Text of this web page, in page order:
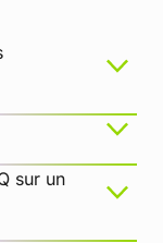
sur un